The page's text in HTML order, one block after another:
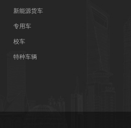
新能源货车
专用车
校车
特种车辆